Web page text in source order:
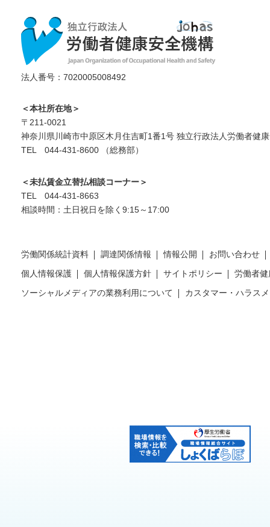
法人番号：7020005008492
＜本社所在地＞
〒211-0021
神奈川県川崎市中原区木月住吉町1番1号 独立行政法人労働者健
TEL 044-431-8600 （総務部）
＜未払賃金立替払相談コーナー＞
TEL 044-431-8663
相談時間：土日祝日を除く9:15～17:00
労働関係統計資料 調達関係情報 情報公開
お問い合わせ
個人情報保護
個人情報保護方針 サイトポリシー
労働者
ソーシャルメディアの業務利用について
カスタマー・ハラス